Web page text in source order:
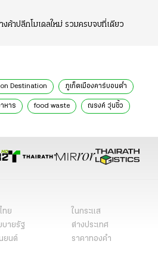
ค้าปลีกโมเดลใหม่ รวมครบจบที่เดียว
Destination ภูเก็ตเมืองคาร์บอนต่ำ
หาร food waste ณรงค์ วุ่นซิ้ว
ทย
ในกระแส
บายรัฐ
ต่างประเทศ
ยนต์
ราคาทองคำ